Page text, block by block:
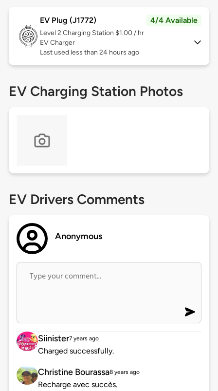
EV Plug (J1772) 4/4 Available
Level 2 Charging Station $1.00 / hr
EV Charger
Last used less than 24 hours ago
EV Charging Station Photos
EV Drivers Comments
Anonymous
Siinister7 years ago
Charged successfully.
Christine Bourassa8 years ago
Recharge avec succès.